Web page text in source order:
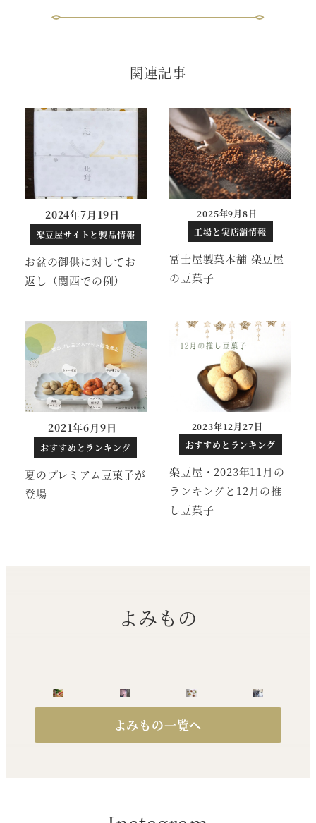
関連記事
お盆の御供に対してお
返し（関西での例）
投稿日
2024年7月19日
楽豆屋サイトと製品情報
冨士屋製菓本舗 楽豆屋
の豆菓子
2025年9月8日
工場と実店舗情報
夏のプレミアム豆菓子が
登場
投稿日
2021年6月9日
おすすめとランキング
楽豆屋・2023年11月の
ランキングと12月の推
し豆菓子
2023年12月27日
おすすめとランキング
よみもの
よみもの一覧へ